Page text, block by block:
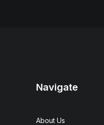
Navigate
About Us